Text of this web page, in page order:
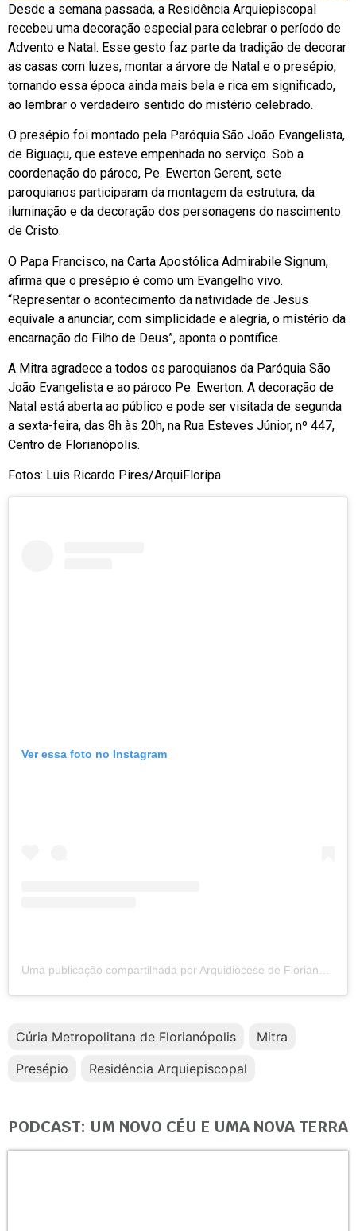
Desde a semana passada, a Residência Arquiepiscopal
recebeu uma decoração especial para celebrar o período de
Advento e Natal. Esse gesto faz parte da tradição de decorar
as casas com luzes, montar a árvore de Natal e o presépio,
tornando essa época ainda mais bela e rica em significado,
ao lembrar o verdadeiro sentido do mistério celebrado.
O presépio foi montado pela Paróquia São João Evangelista,
de Biguaçu, que esteve empenhada no serviço. Sob a
coordenação do pároco, Pe. Ewerton Gerent, sete
paroquianos participaram da montagem da estrutura, da
iluminação e da decoração dos personagens do nascimento
de Cristo.
O Papa Francisco, na Carta Apostólica Admirabile Signum,
afirma que o presépio é como um Evangelho vivo.
“Representar o acontecimento da natividade de Jesus
equivale a anunciar, com simplicidade e alegria, o mistério da
encarnação do Filho de Deus”, aponta o pontífice.
A Mitra agradece a todos os paroquianos da Paróquia São
João Evangelista e ao pároco Pe. Ewerton. A decoração de
Natal está aberta ao público e pode ser visitada de segunda
a sexta-feira, das 8h às 20h, na Rua Esteves Júnior, nº 447,
Centro de Florianópolis.
Fotos: Luis Ricardo Pires/ArquiFloripa
Ver essa foto no Instagram
Cúria Metropolitana de Florianópolis
Mitra
Presépio
Residência Arquiepiscopal
PODCAST: UM NOVO CÉU E UMA NOVA TERRA